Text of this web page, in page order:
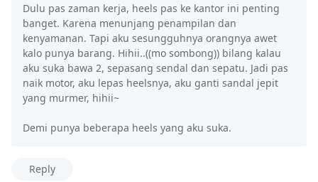
Dulu pas zaman kerja, heels pas ke kantor ini penting
banget. Karena menunjang penampilan dan
kenyamanan. Tapi aku sesungguhnya orangnya awet
kalo punya barang. Hihii..((mo sombong)) bilang kalau
aku suka bawa 2, sepasang sendal dan sepatu. Jadi pas
naik motor, aku lepas heelsnya, aku ganti sandal jepit
yang murmer, hihii~
Demi punya beberapa heels yang aku suka.
Reply